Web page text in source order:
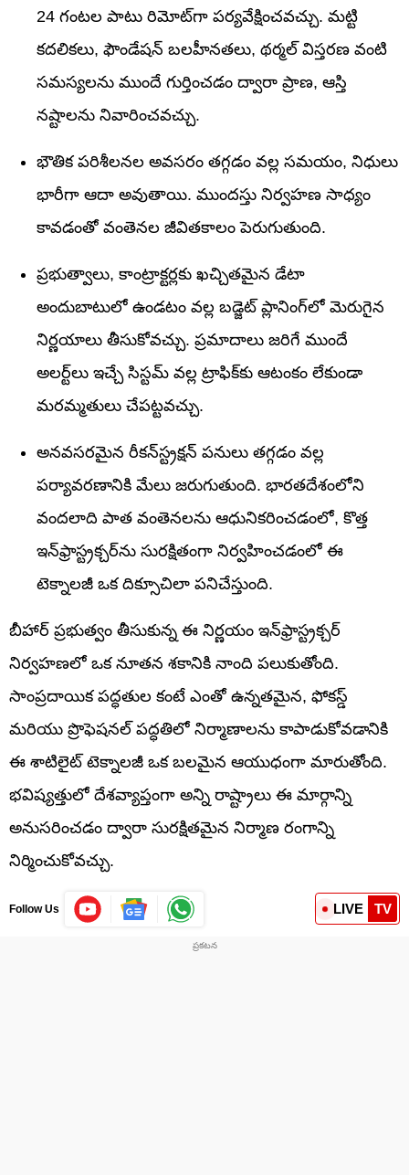
24 గంటల పాటు రిమోట్‌గా పర్యవేక్షించవచ్చు. మట్టి
కదలికలు, ఫౌండేషన్ బలహీనతలు, థర్మల్ విస్తరణ వంటి
సమస్యలను ముందే గుర్తించడం ద్వారా ప్రాణ, ఆస్తి
నష్టాలను నివారించవచ్చు.
భౌతిక పరిశీలనల అవసరం తగ్గడం వల్ల సమయం, నిధులు
భారీగా ఆదా అవుతాయి. ముందస్తు నిర్వహణ సాధ్యం
కావడంతో వంతెనల జీవితకాలం పెరుగుతుంది.
ప్రభుత్వాలు, కాంట్రాక్టర్లకు ఖచ్చితమైన డేటా
అందుబాటులో ఉండటం వల్ల బడ్జెట్ ప్లానింగ్‌లో మెరుగైన
నిర్ణయాలు తీసుకోవచ్చు. ప్రమాదాలు జరిగే ముందే
అలర్ట్‌లు ఇచ్చే సిస్టమ్ వల్ల ట్రాఫిక్‌కు ఆటంకం లేకుండా
మరమ్మతులు చేపట్టవచ్చు.
అనవసరమైన రీకన్‌స్ట్రక్షన్ పనులు తగ్గడం వల్ల
పర్యావరణానికి మేలు జరుగుతుంది. భారతదేశంలోని
వందలాది పాత వంతెనలను ఆధునికరించడంలో, కొత్త
ఇన్‌ఫ్రాస్ట్రక్చర్‌ను సురక్షితంగా నిర్వహించడంలో ఈ
టెక్నాలజీ ఒక దిక్సూచిలా పనిచేస్తుంది.
బీహార్ ప్రభుత్వం తీసుకున్న ఈ నిర్ణయం ఇన్‌ఫ్రాస్ట్రక్చర్
నిర్వహణలో ఒక నూతన శకానికి నాంది పలుకుతోంది.
సాంప్రదాయిక పద్ధతుల కంటే ఎంతో ఉన్నతమైన, ఫోకస్డ్
మరియు ప్రొఫెషనల్ పద్ధతిలో నిర్మాణాలను కాపాడుకోవడానికి
ఈ శాటిలైట్ టెక్నాలజీ ఒక బలమైన ఆయుధంగా మారుతోంది.
భవిష్యత్తులో దేశవ్యాప్తంగా అన్ని రాష్ట్రాలు ఈ మార్గాన్ని
అనుసరించడం ద్వారా సురక్షితమైన నిర్మాణ రంగాన్ని
నిర్మించుకోవచ్చు.
Follow Us LIVE TV